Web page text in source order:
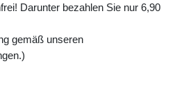
Darunter bezahlen Sie nur 6,90
gemäß unseren